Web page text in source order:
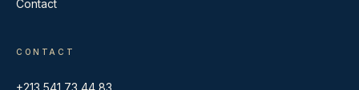
Contact
CONTACT
+213 541 73 44 83